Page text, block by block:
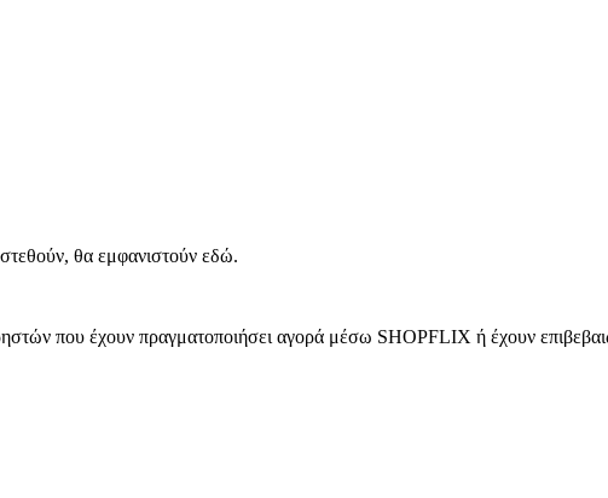
θα εμφανιστούν εδώ.
που έχουν πραγματοποιήσει αγορά μέσω SHOPFLIX ή έχουν